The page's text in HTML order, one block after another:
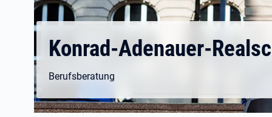
Konrad-Adenauer-
Berufsberatung